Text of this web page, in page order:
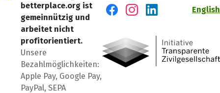
betterplace.org ist
gemeinnützig und
arbeitet nicht
profitorientiert.
Unsere
Bezahlmöglichkeiten:
Apple Pay, Google Pay,
PayPal, SEPA
English